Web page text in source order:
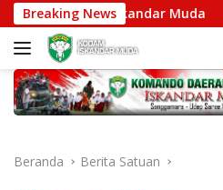
Langsung
ke
konten
Breaking News
Kodam Iskandar Muda
Beranda Berita Satuan